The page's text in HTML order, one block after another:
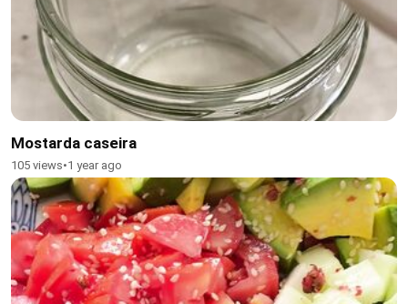
Mostarda caseira
105 views•1 year ago